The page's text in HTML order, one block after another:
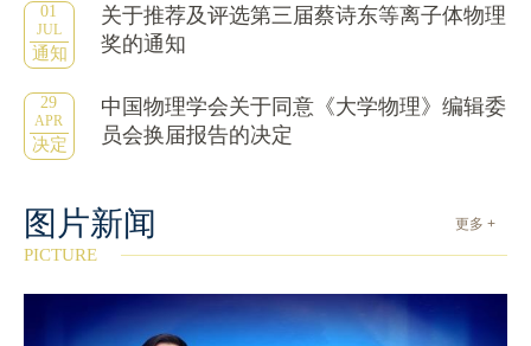
01
JUL
通知
关于推荐及评选第三届蔡诗东等离子体物理
奖的通知
29
APR
决定
中国物理学会关于同意《大学物理》编辑委
员会换届报告的决定
更多 +
图片新闻
PICTURE